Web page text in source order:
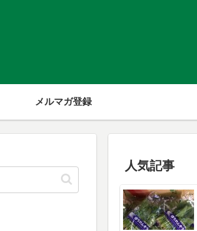
メルマガ登録
人気記事